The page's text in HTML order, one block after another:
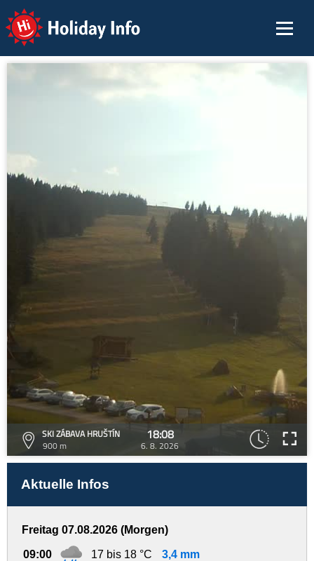
Holiday Info
SKI ZÁBAVA HRUŠTÍN
900 m
18:08
6. 8. 2026
Aktuelle Infos
Freitag 07.08.2026 (Morgen)
09:00 17 bis 18 °C 3,4 mm